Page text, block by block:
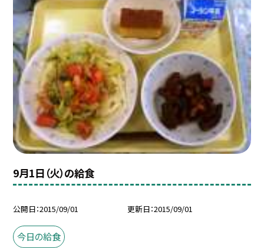
9月1日（火）の給食
公開日 2015/09/01 更新日 2015/09/01
今日の給食